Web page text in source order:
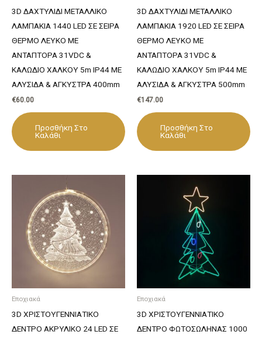
3D ΔΑΧΤΥΛΙΔΙ ΜΕΤΑΛΛΙΚΟ
ΛΑΜΠΑΚΙΑ 1440 LED ΣΕ ΣΕΙΡΑ
ΘΕΡΜΟ ΛΕΥΚΟ ΜΕ
ΑΝΤΑΠΤΟΡΑ 31VDC &
ΚΑΛΩΔΙΟ ΧΑΛΚΟΥ 5m IP44 ΜΕ
ΑΛΥΣΙΔΑ & ΑΓΚΥΣΤΡΑ 400mm
€60.00
Προσθήκη Στο
Καλάθι
3D ΔΑΧΤΥΛΙΔΙ ΜΕΤΑΛΛΙΚΟ
ΛΑΜΠΑΚΙΑ 1920 LED ΣΕ ΣΕΙΡΑ
ΘΕΡΜΟ ΛΕΥΚΟ ΜΕ
ΑΝΤΑΠΤΟΡΑ 31VDC &
ΚΑΛΩΔΙΟ ΧΑΛΚΟΥ 5m IP44 ΜΕ
ΑΛΥΣΙΔΑ & ΑΓΚΥΣΤΡΑ 500mm
€147.00
Προσθήκη Στο
Καλάθι
Εποχιακά
3D ΧΡΙΣΤΟΥΓΕΝΝΙΑΤΙΚΟ
ΔΕΝΤΡΟ ΑΚΡΥΛΙΚΟ 24 LED ΣΕ
Εποχιακά
3D ΧΡΙΣΤΟΥΓΕΝΝΙΑΤΙΚΟ
ΔΕΝΤΡΟ ΦΩΤΟΣΩΛΗΝΑΣ 1000